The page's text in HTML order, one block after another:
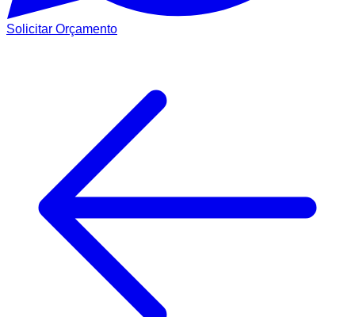
Solicitar Orçamento